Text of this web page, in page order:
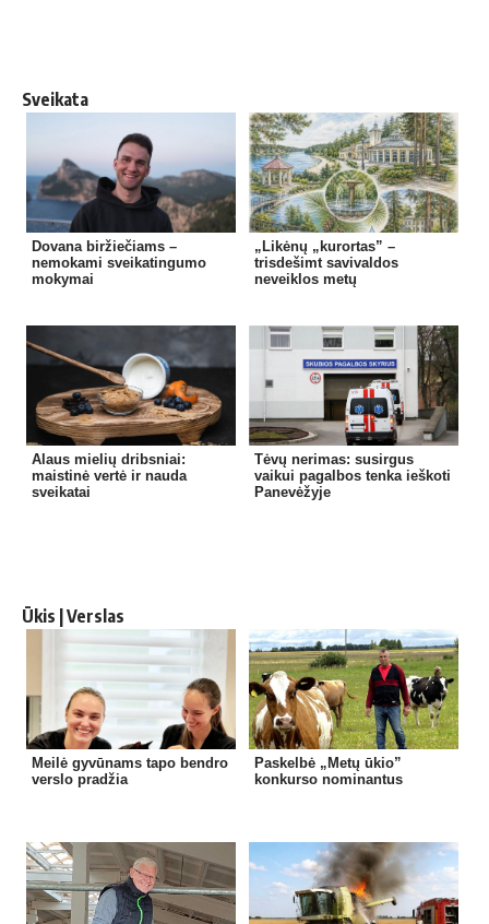
Sveikata
Dovana biržiečiams –
nemokami sveikatingumo
mokymai
„Likėnų „kurortas” –
trisdešimt savivaldos
neveiklos metų
Alaus mielių dribsniai:
maistinė vertė ir nauda
sveikatai
Tėvų nerimas: susirgus
vaikui pagalbos tenka ieškoti
Panevėžyje
Ūkis | Verslas
Meilė gyvūnams tapo bendro
verslo pradžia
Paskelbė „Metų ūkio”
konkurso nominantus